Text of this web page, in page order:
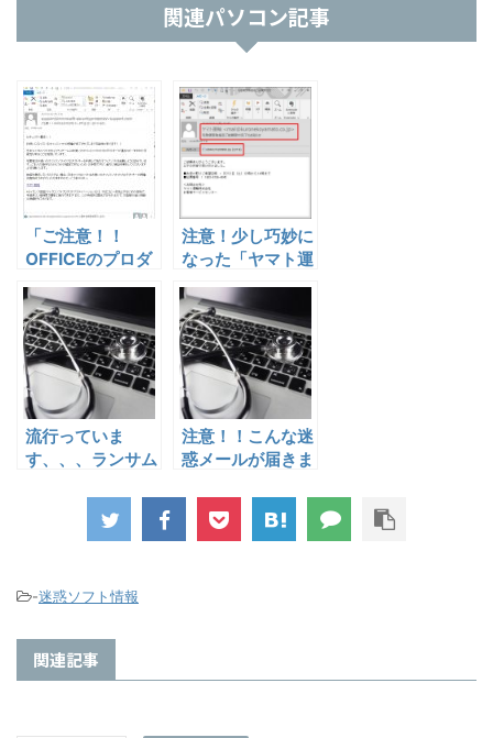
関連パソコン記事
「ご注意！！
OFFICEのプロダ
クトキーが不正コ
ピーされていま
す。」というメー
ルが届きます
注意！少し巧妙に
なった「ヤマト運
輸」を装ったスパ
ムメール
流行っていま
す、、、ランサム
注意！！こんな迷
惑メールが届きま
-迷惑ソフト情報
関連記事